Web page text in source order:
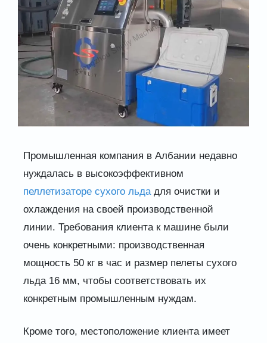
Промышленная компания в Албании недавно
нуждалась в высокоэффективном
пеллетизаторе сухого льдадля очистки и
охлаждения на своей производственной
линии. Требования клиента к машине были
очень конкретными: производственная
мощность 50 кг в час и размер пелеты сухого
льда 16 мм, чтобы соответствовать их
конкретным промышленным нуждам.
Кроме того, местоположение клиента имеет